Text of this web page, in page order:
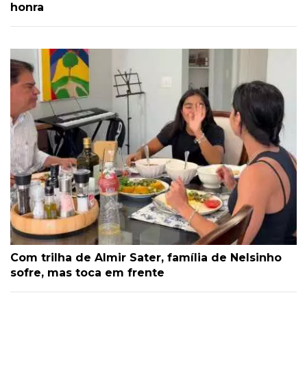
honra
Com trilha de Almir Sater, família de Nelsinho
sofre, mas toca em frente